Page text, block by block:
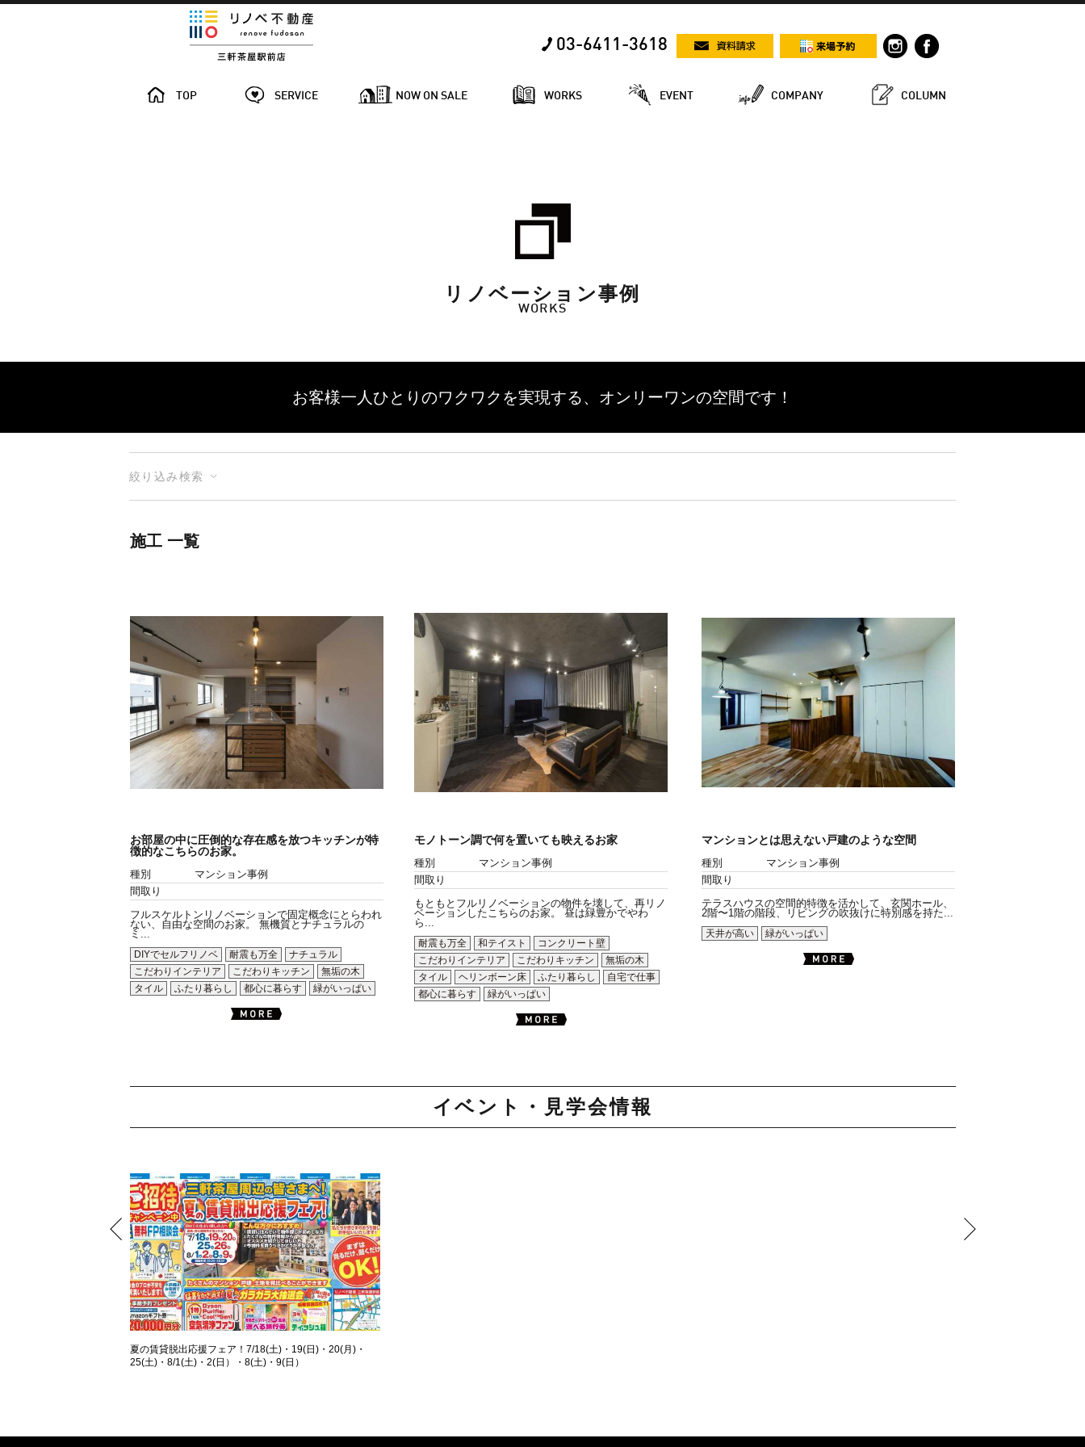
03-6411-3618
TOP SERVICE NOW ON SALE WORKS EVENT COMPANY COLUMN
リノベーション事例
WORKS
お客様一人ひとりのワクワクを実現する、 オンリーワンの空間です！
絞り込み検索
施工 一覧
お部屋の中に圧倒的な存在感を放つキッチンが特
徴的なこちらのお家。
種別
マンション事例
間取り
フルスケルトンリノベーションで固定概念にとらわれ
ない、自由な空間のお家。 無機質とナチュラルの
ミ...
DIYでセルフリノベ
耐震も万全
ナチュラル
こだわりインテリア
こだわりキッチン
無垢の木
タイル
ふたり暮らし 都心に暮らす 緑がいっぱい
モノトーン調で何を置いても映えるお家
種別
マンション事例
間取り
もともとフルリノベーションの物件を壊して、再リノ
ベーションしたこちらのお家。 昼は緑豊かでやわ
ら...
耐震も万全
和テイスト
コンクリート壁
こだわりインテリア
こだわりキッチン
無垢の木
タイル
ヘリンボーン床 ふたり暮らし
自宅で仕事
都心に暮らす
緑がいっぱい
マンションとは思えない戸建のような空間
種別
マンション事例
間取り
テラスハウスの空間的特徴を活かして、玄関ホール、
2階〜1階の階段、リビングの吹抜けに特別感を持た...
天井が高い
緑がいっぱい
イベント・見学会情報
夏の賃貸脱出応援フェア！7/18(土)・19(日)・20(月)・
25(土)・8/1(土)・2(日）・8(土)・9(日）